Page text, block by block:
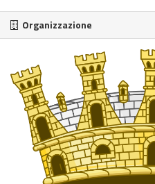
Organizzazione